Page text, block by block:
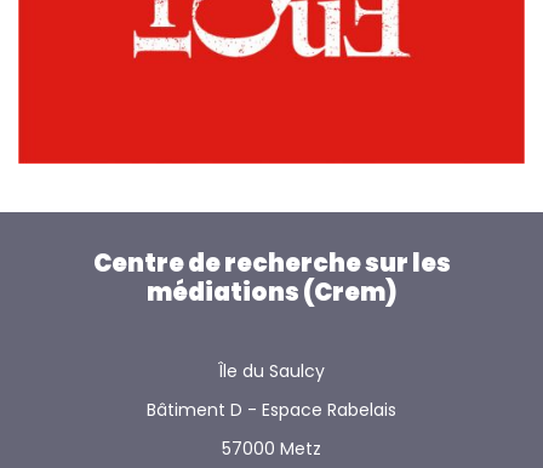
Centre de recherche sur les
médiations (Crem)
Île du Saulcy
Bâtiment D - Espace Rabelais
57000 Metz